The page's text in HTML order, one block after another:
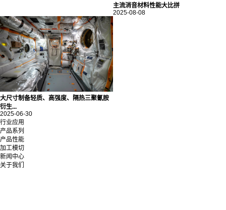
主流消音材料性能大比拼
2025-08-08
大尺寸制备轻质、高强度、隔热三聚氰胺
衍生...
2025-06-30
行业应用
产品系列
产品性能
加工模切
新闻中心
关于我们